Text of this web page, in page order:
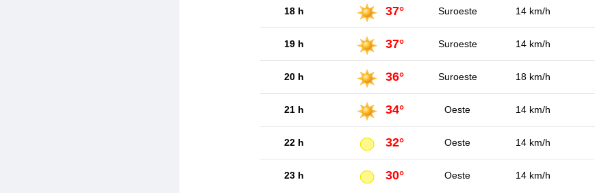
18 h 37° Suroeste 14 km/h
19 h 37° Suroeste 14 km/h
20 h 36° Suroeste 18 km/h
21 h 34° Oeste 14 km/h
22 h 32° Oeste 14 km/h
23 h 30° Oeste 14 km/h